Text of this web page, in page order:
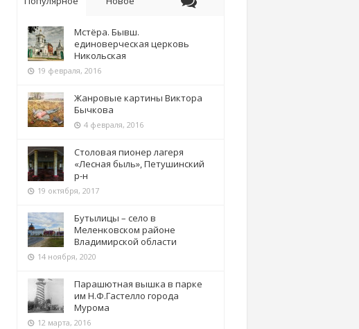
Мстёра. Бывш.
единоверческая церковь
Никольская
19 февраля, 2016
Жанровые картины Виктора
Бычкова
4 февраля, 2016
Столовая пионер лагеря
«Лесная быль», Петушинский
р-н
19 октября, 2017
Бутылицы – село в
Меленковском районе
Владимирской области
14 ноября, 2020
Парашютная вышка в парке
им Н.Ф.Гастелло города
Мурома
12 марта, 2016